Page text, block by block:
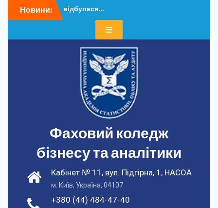
доНовини:
відбулася...
Додатковий набір – 202...
У ФКБА НАСОА
відбулася...
Додатковий набір – 202...
У ФКБА НАСОА
відбулася...
Фаховий коледж
бізнесу та аналітики
+380 (44) 484-47-40
Кабінет № 11, вул. Підгірна, 1, НАСОА
м. Київ, Україна, 04107